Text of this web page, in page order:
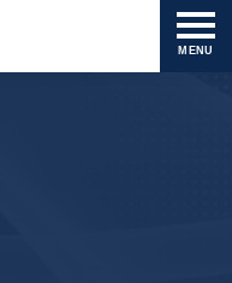
MENU